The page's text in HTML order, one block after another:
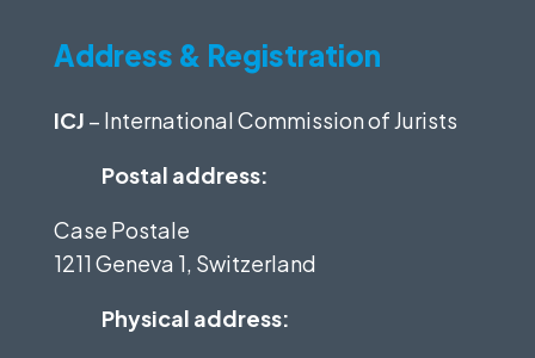
Address & Registration
ICJ – International Commission of Jurists
Postal address:
Case Postale
1211 Geneva 1, Switzerland
Physical address: